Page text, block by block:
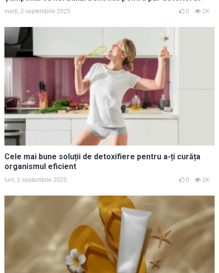
marți, 2 septembrie 2025 0 2K
Cele mai bune soluții de detoxifiere pentru a-ți curăța
organismul eficient
luni, 1 septembrie 2025 0 2K